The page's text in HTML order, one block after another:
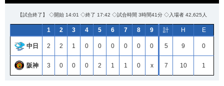
【試合終了】 ◇開始 14:01 ◇終了 17:42 ◇試合時間 3時間41分 ◇入場者 42,625人
1 2 3 4 5 6 7 8 9 計 H E
中日 2 2 1 0 0 0 0 0 0 5 9 0
阪神 3 0 0 0 2 1 1 0 x 7 10 1